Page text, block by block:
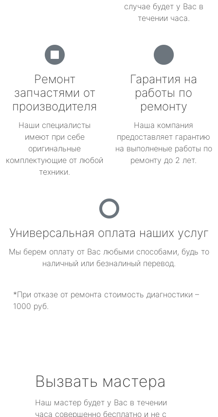
случае будет у Вас в
течении часа.
Ремонт
запчастями от
производителя
Наши специалисты
имеют при себе
оригинальные
комплектующие от любой
техники.
Гарантия на
работы по
ремонту
Наша компания
предоставляет гарантию
на выполненые работы по
ремонту до 2 лет.
Универсальная оплата наших услуг
Мы берем оплату от Вас любыми способами, будь то
наличный или безналиный перевод.
*При отказе от ремонта стоимость диагностики –
1000 руб.
Вызвать мастера
Наш мастер будет у Вас в течении
часа совершенно бесплатно и не с